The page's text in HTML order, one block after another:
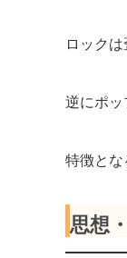
ロック
逆にポッ
特徴とな
思想